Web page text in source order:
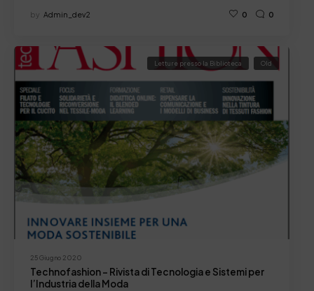
by Admin_dev2 0 0
25 Giugno 2020
Letture presso la Biblioteca Old
Technofashion – Rivista di Tecnologia e Sistemi per
l’Industria della Moda